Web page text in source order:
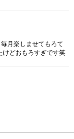
月楽しませてもろて
けどおもろすぎです笑